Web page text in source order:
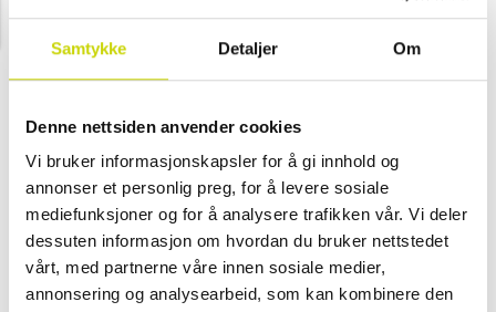
Samtykke Detaljer Om
Denne nettsiden anvender cookies
Vi bruker informasjonskapsler for å gi innhold og
annonser et personlig preg, for å levere sosiale
mediefunksjoner og for å analysere trafikken vår. Vi deler
dessuten informasjon om hvordan du bruker nettstedet
vårt, med partnerne våre innen sosiale medier,
annonsering og analysearbeid, som kan kombinere den
NOK 1,199
Velg farge
(Kun i
butikk)
Se lagerstatus i butikk